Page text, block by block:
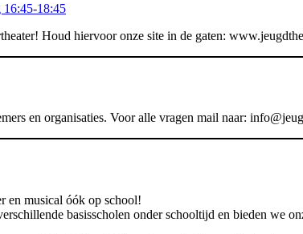
16:45-18:45
Houd hiervoor onze site in de gaten:
en organisaties. Voor alle vragen mail naar:
en musical óók op school!
basisscholen onder schooltijd en bieden we